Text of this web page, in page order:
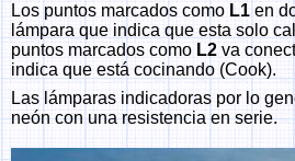
Los puntos marcados como L1 en
lámpara que indica que esta solo
puntos marcados como L2 va
indica que está cocinando (Cook).
Las lámparas indicadoras por lo
neón con una resistencia en serie.